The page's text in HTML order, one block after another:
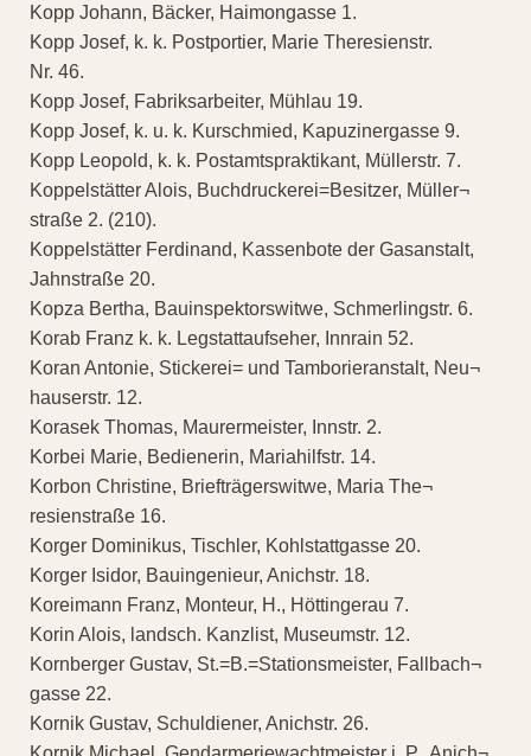
Kopp Johann, Bäcker, Haimongasse 1.
Kopp Josef, k. k. Postportier, Marie Theresienstr.
Nr. 46.
Kopp Josef, Fabriksarbeiter, Mühlau 19.
Kopp Josef, k. u. k. Kurschmied, Kapuzinergasse 9.
Kopp Leopold, k. k. Postamtspraktikant, Müllerstr. 7.
Koppelstätter Alois, Buchdruckerei=Besitzer, Müller¬
straße 2. (210).
Koppelstätter Ferdinand, Kassenbote der Gasanstalt,
Jahnstraße 20.
Kopza Bertha, Bauinspektorswitwe, Schmerlingstr. 6.
Korab Franz k. k. Legstattaufseher, Innrain 52.
Koran Antonie, Stickerei= und Tamborieranstalt, Neu¬
hauserstr. 12.
Korasek Thomas, Maurermeister, Innstr. 2.
Korbei Marie, Bedienerin, Mariahilfstr. 14.
Korbon Christine, Briefträgerswitwe, Maria The¬
resienstraße 16.
Korger Dominikus, Tischler, Kohlstattgasse 20.
Korger Isidor, Bauingenieur, Anichstr. 18.
Koreimann Franz, Monteur, H., Höttingerau 7.
Korin Alois, landsch. Kanzlist, Museumstr. 12.
Kornberger Gustav, St.=B.=Stationsmeister, Fallbach¬
gasse 22.
Kornik Gustav, Schuldiener, Anichstr. 26.